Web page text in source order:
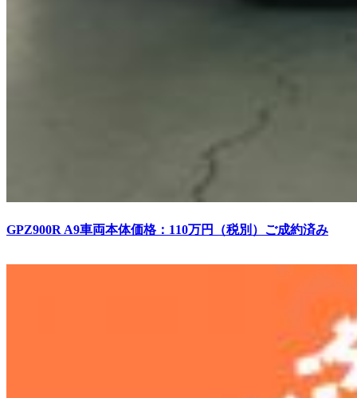
GPZ900R A9車両本体価格：110万円（税別）ご成約済み